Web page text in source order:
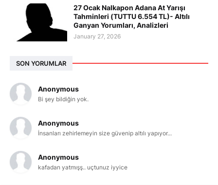
27 Ocak Nalkapon Adana At Yarışı
Tahminleri (TUTTU 6.554 TL)- Altılı
Ganyan Yorumları, Analizleri
January 27, 2026
SON YORUMLAR
Anonymous
Bi şey bildiğin yok.
Anonymous
İnsanları zehirlemeyin size güvenip altılı yapıyor...
Anonymous
kafadan yatmışş.. uçtunuz iyyice